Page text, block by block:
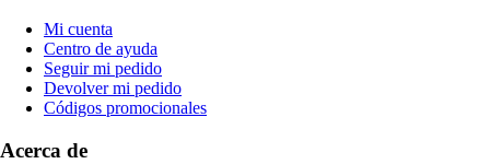
Mi cuenta
Centro de ayuda
Seguir mi pedido
Devolver mi pedido
Códigos promocionales
Acerca de